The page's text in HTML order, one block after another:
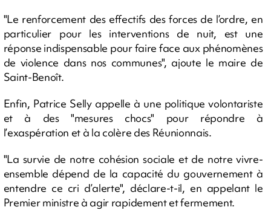
"Le renforcement des effectifs des forces de l’ordre, en
particulier pour les interventions de nuit, est une
réponse indispensable pour faire face aux phénomènes
de violence dans nos communes", ajoute le maire de
Saint-Benoît.
Enfin, Patrice Selly appelle à une politique volontariste
et à des "mesures chocs" pour répondre à
l’exaspération et à la colère des Réunionnais.
"La survie de notre cohésion sociale et de notre vivre-
ensemble dépend de la capacité du gouvernement à
entendre ce cri d’alerte", déclare-t-il, en appelant le
Premier ministre à agir rapidement et fermement.